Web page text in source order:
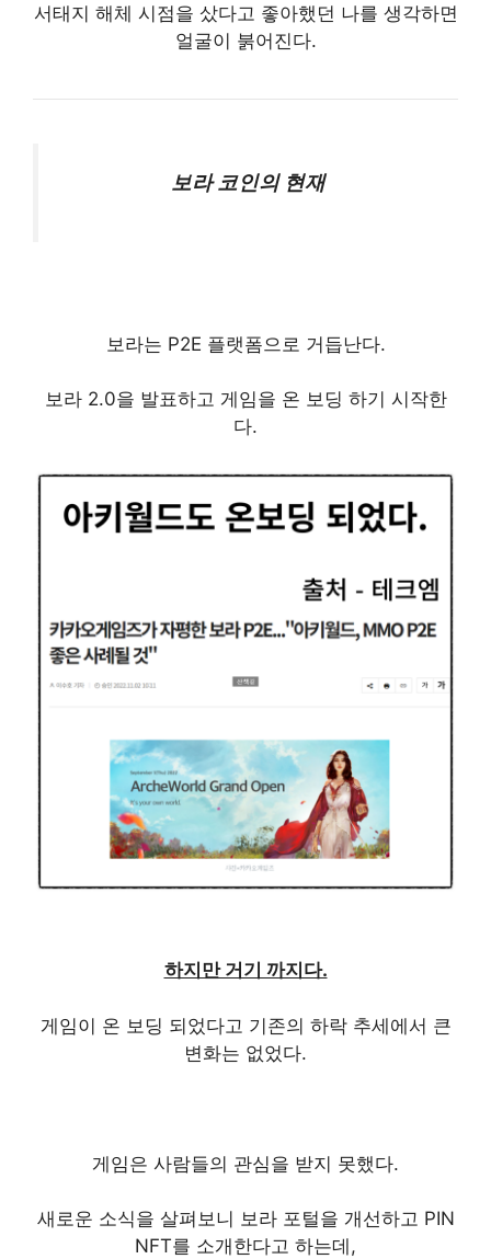
서태지 해체 시점을 샀다고 좋아했던 나를 생각하면
얼굴이 붉어진다.
보라 코인의 현재
보라는 P2E 플랫폼으로 거듭난다.
보라 2.0을 발표하고 게임을 온 보딩 하기 시작한
다.
하지만 거기 까지다.
게임이 온 보딩 되었다고 기존의 하락 추세에서 큰
변화는 없었다.
게임은 사람들의 관심을 받지 못했다.
새로운 소식을 살펴보니 보라 포털을 개선하고 PIN
NFT를 소개한다고 하는데,